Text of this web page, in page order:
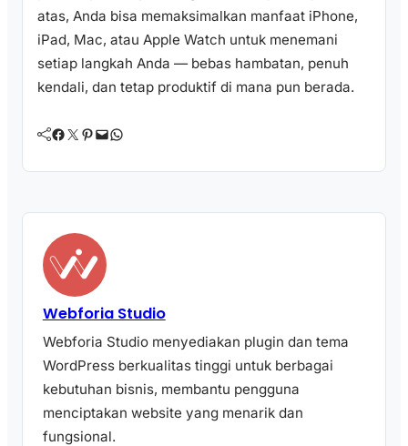
atas, Anda bisa memaksimalkan manfaat iPhone,
iPad, Mac, atau Apple Watch untuk menemani
setiap langkah Anda — bebas hambatan, penuh
kendali, dan tetap produktif di mana pun berada.
Facebook Twitter Pinterest Mail WhatsApp
Webforia Studio
Webforia Studio menyediakan plugin dan tema
WordPress berkualitas tinggi untuk berbagai
kebutuhan bisnis, membantu pengguna
menciptakan website yang menarik dan
fungsional.